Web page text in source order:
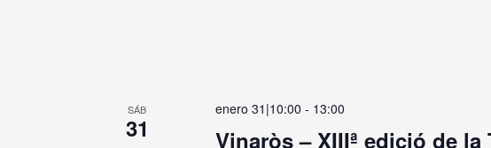
SÁB
31
enero 31|10:00 - 13:00
Vinaròs – XIIIª edició de la